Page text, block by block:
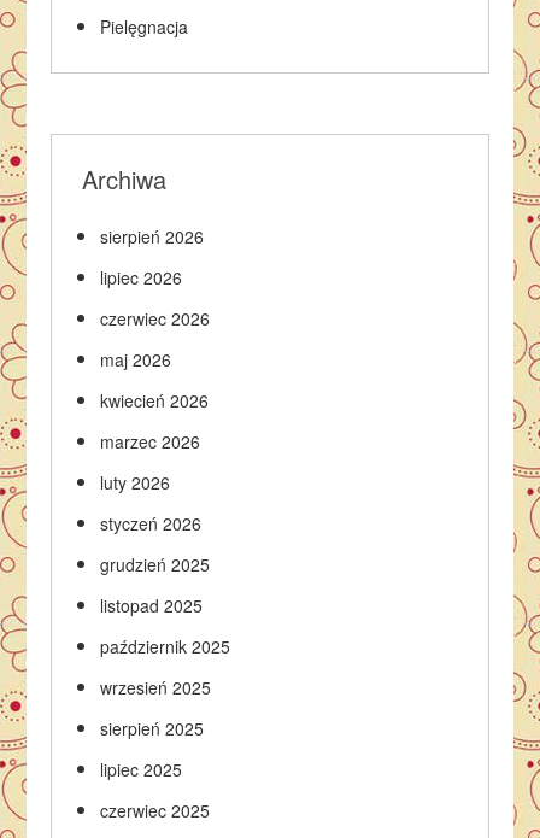
Pielęgnacja
Archiwa
sierpień 2026
lipiec 2026
czerwiec 2026
maj 2026
kwiecień 2026
marzec 2026
luty 2026
styczeń 2026
grudzień 2025
listopad 2025
październik 2025
wrzesień 2025
sierpień 2025
lipiec 2025
czerwiec 2025